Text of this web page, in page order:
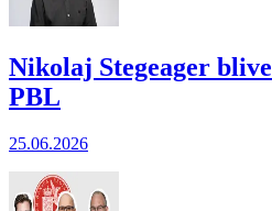
Nikolaj Stegeager
PBL
25.06.2026